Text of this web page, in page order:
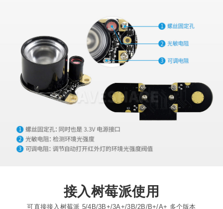
接入树莓派使用
可直接接入树莓派 5/4B/3B+/3A+/3B/2B/B+/A+ 多个版本